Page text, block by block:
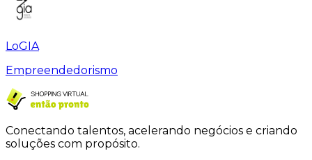
LoGIA
Empreendedorismo
Conectando talentos, acelerando negócios e criando
soluções com propósito.